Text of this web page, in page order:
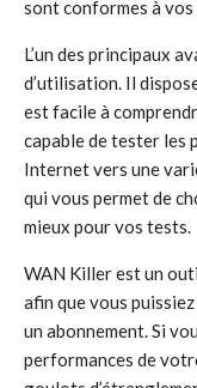
sont conformes à
L’un des principaux
d’utilisation. Il
est facile à
capable de tester les
Internet vers une
qui vous permet de
mieux pour vos tests.
WAN Killer est un
afin que vous
un abonnement. Si
performances de